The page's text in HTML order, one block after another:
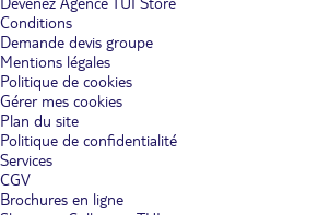
Conditions
Demande devis groupe
Mentions légales
Politique de cookies
Gérer mes cookies
Plan du site
Politique de confidentialité
Services
CGV
Brochures en ligne